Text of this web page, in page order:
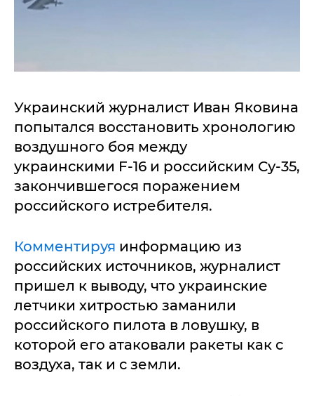
Украинский журналист Иван Яковина
попытался восстановить хронологию
воздушного боя между
украинскими F-16 и российским Су-35,
закончившегося поражением
российского истребителя.
Комментируя информацию из
российских источников, журналист
пришел к выводу, что украинские
летчики хитростью заманили
российского пилота в ловушку, в
которой его атаковали ракеты как с
воздуха, так и с земли.